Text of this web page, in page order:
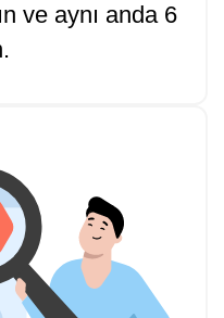
ve aynı anda 6